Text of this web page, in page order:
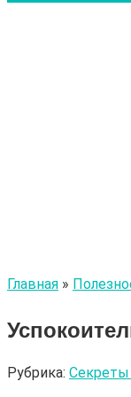
Главная »
Рубрика: Секреты